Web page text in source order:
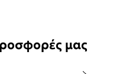
μας